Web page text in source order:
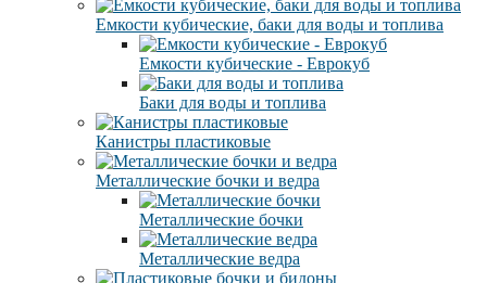
Емкости кубические, баки для воды и топлива
Емкости кубические - Еврокуб
Баки для воды и топлива
Канистры пластиковые
Металлические бочки и ведра
Металлические бочки
Металлические ведра